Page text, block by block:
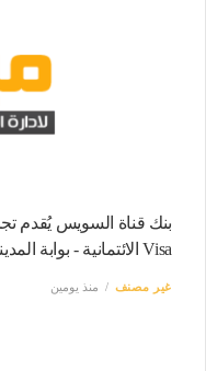
بنك قناة السويس يُقدم
Visa الائتمانية - بوابة المدينة
غير مصنف منذ يومين